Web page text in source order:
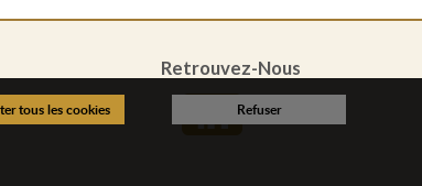
Retrouvez-Nous